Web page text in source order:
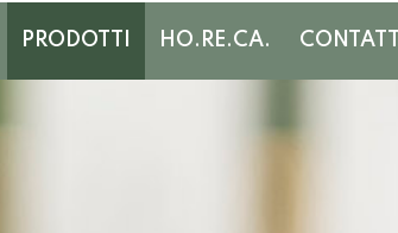
PRODOTTI HO.RE.CA. CONTATTI